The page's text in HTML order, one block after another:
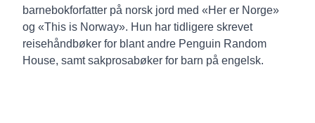
barnebokforfatter på norsk jord med «Her er Norge»
og «This is Norway». Hun har tidligere skrevet
reisehåndbøker for blant andre Penguin Random
House, samt sakprosabøker for barn på engelsk.